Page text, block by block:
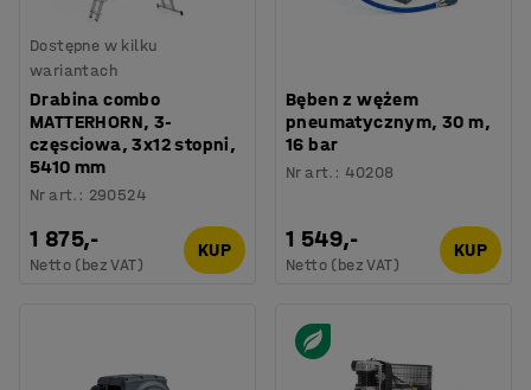
Dostępne w kilku
wariantach
Drabina combo
MATTERHORN, 3-
częsciowa, 3x12 stopni,
5410 mm
Nr art. : 290524
1 875,-
Netto (bez VAT)
KUP
Bęben z wężem
pneumatycznym, 30 m,
16 bar
Nr art. : 40208
1 549,-
Netto (bez VAT)
KUP